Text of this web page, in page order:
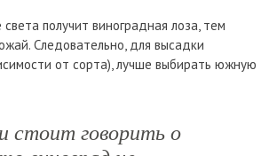
получит виноградная лоза, тем
Следовательно, для высадки
от сорта), лучше выбирать южную
стоит говорить о